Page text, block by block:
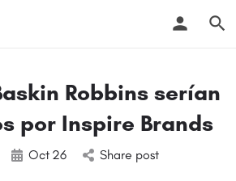
Robbins serían
por Inspire Brands
Oct 26 Share post